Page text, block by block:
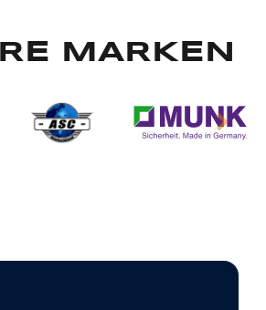
MARKEN